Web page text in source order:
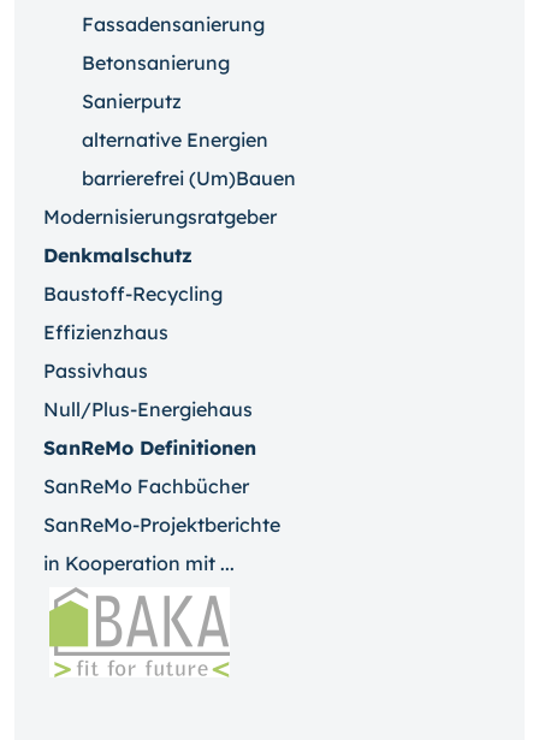
Fassadensanierung
Betonsanierung
Sanierputz
alternative Energien
barrierefrei (Um)Bauen
Modernisierungsratgeber
Denkmalschutz
Baustoff-Recycling
Effizienzhaus
Passivhaus
Null/Plus-Energiehaus
SanReMo Definitionen
SanReMo Fachbücher
SanReMo-Projektberichte
in Kooperation mit ...